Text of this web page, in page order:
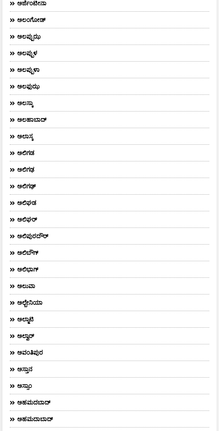
ಅರ್ಜೆಂಟೀನಾ
ಅಲಂಗೋಡ್
ಅಲಪ್ಪುಝ
ಅಲಪ್ಪುಳ
ಅಲಪ್ಪುಳಾ
ಅಲಫುಝ
ಅಲಸ್ಕಾ
ಅಲಹಾಬಾದ್
ಅಲಾಸ್ಕ
ಅಲಿಗಡ
ಅಲಿಗಢ
ಅಲಿಗಢ್
ಅಲಿಘಡ
ಅಲಿಘರ್
ಅಲಿಪುರದೌರ್‌
ಅಲಿಬೌಗ್
ಅಲಿಭಾಗ್
ಅಲುವಾ
ಅಲ್ಬೇನಿಯಾ
ಅಲ್ಮಾಟಿ
ಅಲ್ವಾರ್
ಅವಂತಿಪುರ
ಅಸ್ತಾನ
ಅಸ್ಸಾಂ
ಅಹಮದಬಾದ್
ಅಹಮದಾಬಾದ್